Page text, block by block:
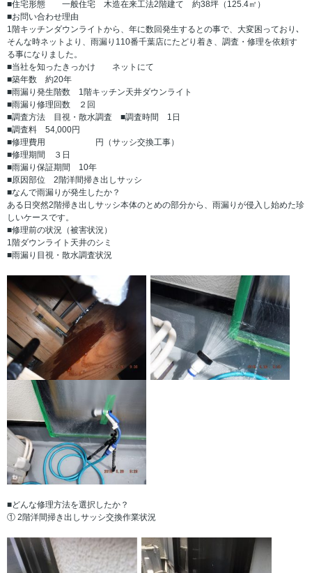
■住宅形態 一般住宅 木造在来工法2階建て 約38坪（125.4㎡）
■お問い合わせ理由
1階キッチンダウンライトから、年に数回発生するとの事で、大変困っており､
そんな時ネットより、雨漏り110番千葉店にたどり着き、調査・修理を依頼す
る事になりました。
■当社を知ったきっかけ ネットにて
■築年数 約20年
■雨漏り発生階数 1階キッチン天井ダウンライト
■雨漏り修理回数 ２回
■調査方法 目視・散水調査 ■調査時間 1日
■調査料 54,000円
■修理費用 円（サッシ交換工事）
■修理期間 ３日
■雨漏り保証期間 10年
■原因部位 2階洋間掃き出しサッシ
■なんで雨漏りが発生したか？
ある日突然2階掃き出しサッシ本体のとめの部分から、雨漏りが侵入し始めた珍
しいケースです。
■修理前の状況（被害状況）
1階ダウンライト天井のシミ
■雨漏り目視・散水調査状況
■どんな修理方法を選択したか？
① 2階洋間掃き出しサッシ交換作業状況